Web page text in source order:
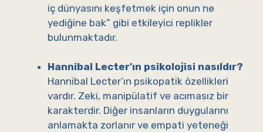
iç dünyasını keşfetmek için onun ne
yediğine bak” gibi etkileyici replikler
bulunmaktadır.
Hannibal Lecter’ın psikolojisi nasıldır?
Hannibal Lecter’ın psikopatik özellikleri
vardır. Zeki, manipülatif ve acımasız bir
karakterdir. Diğer insanların duygularını
anlamakta zorlanır ve empati yeteneği